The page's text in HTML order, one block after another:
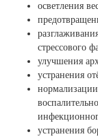
осветления
стрессового
улучшения
устранения
устранения